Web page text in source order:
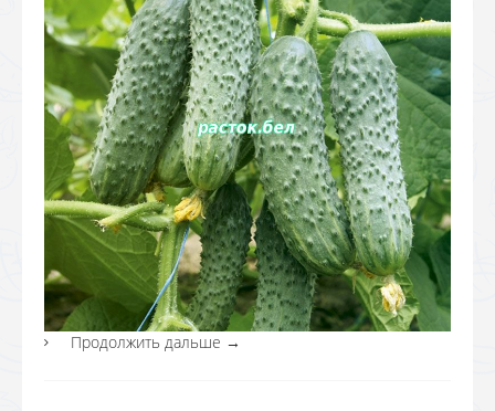
Продолжить дальше →